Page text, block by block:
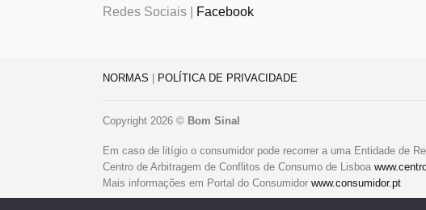
Redes Sociais | Facebook
NORMAS POLÍTICA DE PRIVACIDADE
Copyright 2026 © Bom Sinal
Em caso de litígio o consumidor pode recorrer a uma Entidade de
Centro de Arbitragem de Conflitos de Consumo de Lisboa
Mais informações em Portal do Consumidor www.consumidor.pt